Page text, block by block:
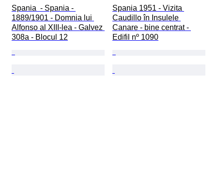
Spania  - Spania -
1889/1901 - Domnia lui
Alfonso al XIII-lea - Galvez
308a - Blocul 12
Spania 1951 - Vizita
Caudillo în Insulele
Canare - bine centrat -
Edifil nº 1090